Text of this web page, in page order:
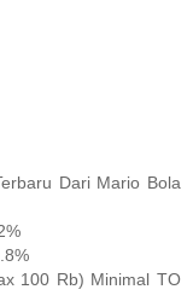
Dari Mario Bola
100 Rb) Minimal TO